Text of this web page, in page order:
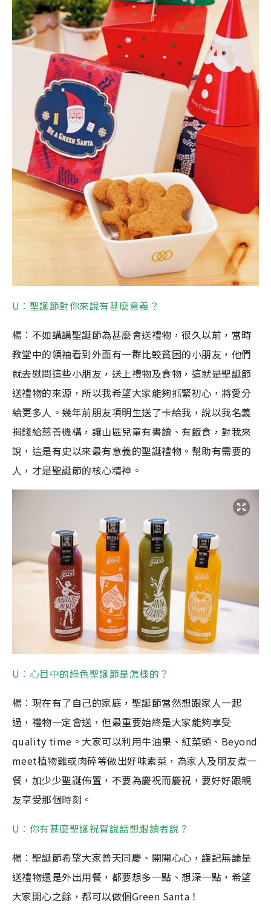
U︰聖誕節對你來說有甚麼意義？
楊︰不如講講聖誕節為甚麼會送禮物，很久以前，當時
教堂中的領袖看到外面有一群比較貧困的小朋友，他們
就去慰問這些小朋友，送上禮物及食物，這就是聖誕節
送禮物的來源，所以我希望大家能夠抓緊初心，將愛分
給更多人。幾年前朋友項明生送了卡給我，說以我名義
捐錢給慈善機構，讓山區兒童有書讀、有飯食，對我來
說，這是有史以來最有意義的聖誕禮物。幫助有需要的
人，才是聖誕節的核心精神。
U︰心目中的綠色聖誕節是怎樣的？
楊︰現在有了自己的家庭，聖誕節當然想跟家人一起
過，禮物一定會送，但最重要始終是大家能夠享受
quality time。大家可以利用牛油果、紅菜頭、Beyond
meet植物雞或肉碎等做出好味素菜，為家人及朋友煮一
餐，加少少聖誕佈置，不要為慶祝而慶祝，要好好跟親
友享受那個時刻。
U︰你有甚麼聖誕祝賀說話想跟讀者說？
楊︰聖誕節希望大家普天同慶、開開心心，謹記無論是
送禮物還是外出用餐，都要想多一點、想深一點，希望
大家開心之餘，都可以做個Green Santa ！